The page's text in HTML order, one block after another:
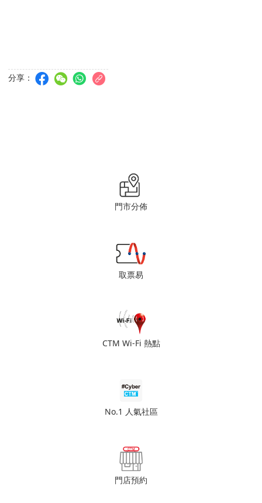
分享：
門市分佈
取票易
CTM Wi-Fi 熱點
No.1 人氣社區
門店預約